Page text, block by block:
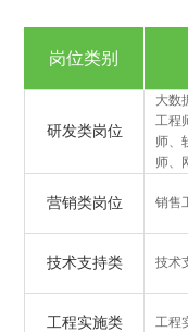
岗位类别
研发类岗位
大数
工程
师、
师、
营销类岗位 销售
技术支持类 技术
工程实施类 工程